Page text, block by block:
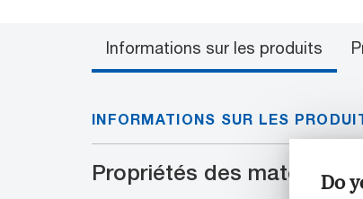
Do
Informations sur les produits
INFORMATIONS SUR LES
Propriétés des matériaux